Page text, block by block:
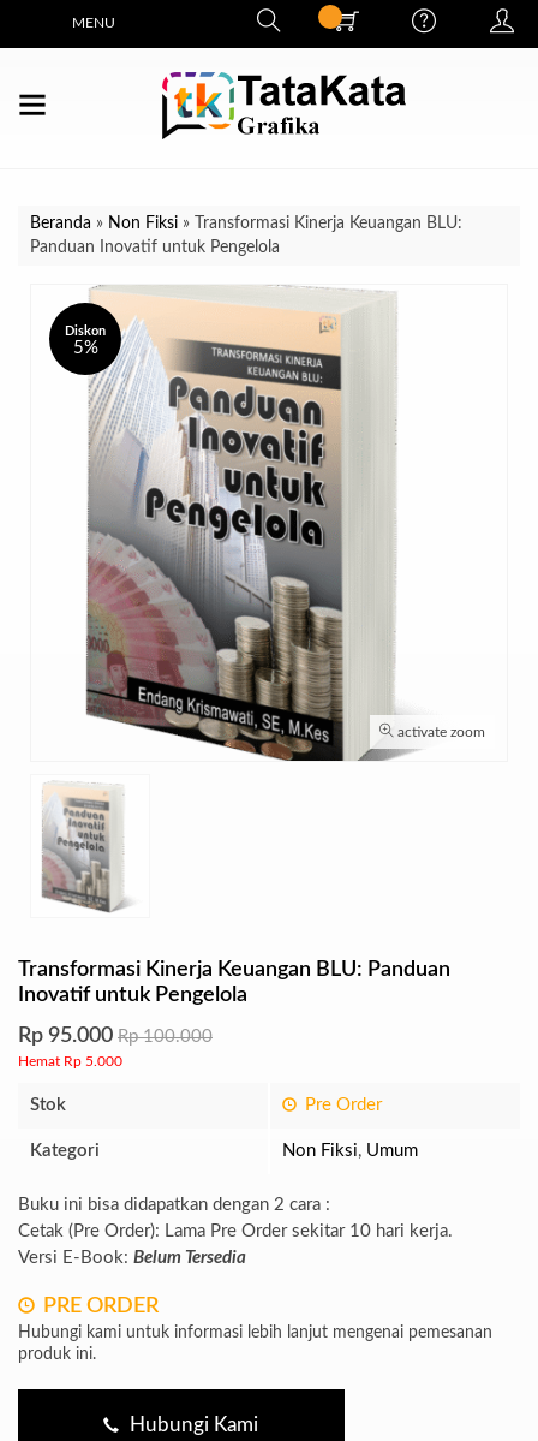
MENU
Beranda » Non Fiksi »
Transformasi Kinerja Keuangan BLU:
Panduan Inovatif untuk Pengelola
activate zoom
Diskon
5%
Transformasi Kinerja Keuangan BLU: Panduan
Inovatif untuk Pengelola
Rp 95.000 Rp 100.000
Hemat Rp 5.000
Stok Pre Order
Kategori Non Fiksi, Umum
Buku ini bisa didapatkan dengan 2 cara :
Cetak (Pre Order): Lama Pre Order sekitar 10 hari kerja.
Versi E-Book: Belum Tersedia
PRE ORDER
Hubungi kami untuk informasi lebih lanjut mengenai pemesanan
produk ini.
Hubungi Kami